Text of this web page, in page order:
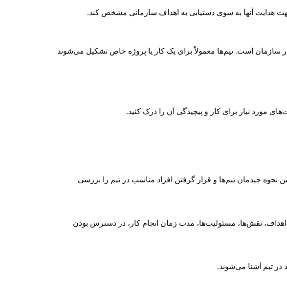
هدایت آنها به سوی دستیابی به اهداف سازمانی مشخص کند.
سازمان است. تیم‌ها معمولاً برای یک کار یا پروژه خاص تشکیل می‌شوند
مورد نیاز برای کار و پیچیدگی آن را درک کنید.
نحوه چیدمان تیم‌ها و قرار گرفتن افراد مناسب در تیم را بررسی
اهداف، نقش‌ها، مسئولیت‌ها، مدت زمان انجام کار، در دسترس بودن
در تیم آشنا می‌شوند.